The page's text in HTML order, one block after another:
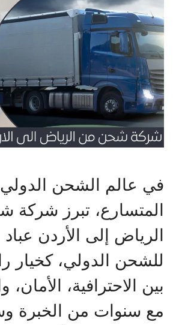
في عالم الشحن الدولي
المتسارع، تبرز
الرياض إلى الأردن
للشحن الدولي، كخيار
بين الاحترافية،
مع سنوات من الخبرة